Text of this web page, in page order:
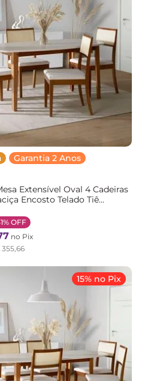
Garantia 2 Anos
Extensível Oval 4 Cadeiras
Encosto Telado Tiê
White
OFF
no Pix
355,66
15% no Pix